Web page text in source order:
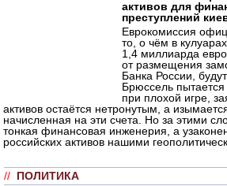
активов для
преступлений
Еврокомиссия
то, о чём в
1,4 миллиарда
от размещения
Банка России,
Брюссель
при плохой игре,
активов остаётся нетронутым, а
начисленная на эти счета. Но за этими
тонкая финансовая инженерия, а
российских активов нашими
// ПОЛИТИКА